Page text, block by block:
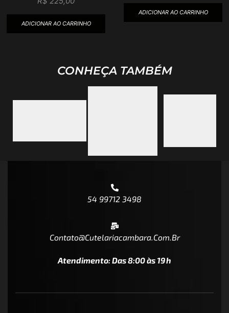
ADICIONAR AO CARRINHO
ADICIONAR AO CARRINHO
CONHEÇA TAMBÉM
54 99712 3498
Contato@cutelariacambara.com.br
Atendimento: Das 8:00 às 19h